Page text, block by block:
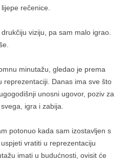
rečenice.
viziju, pa sam malo igrao.
minutažu, gledao je prema
reprezentaciji. Danas ima sve što
unosni ugovor, poziv za
igra i zabija.
potonuo kada sam izostavljen s
vratiti u reprezentaciju
imati u budućnosti, ovisit će